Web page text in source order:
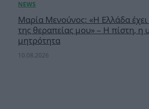
Μαρία Μενούνος: «Η Ελλάδα έχει
της θεραπείας μου» – Η πίστη, η
μητρότητα
10.08.2026